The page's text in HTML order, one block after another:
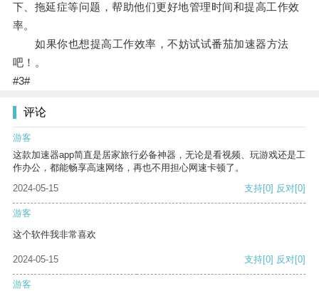
下、拖延症等问题，帮助他们更好地管理时间和提高工作效
率。
如果你也想提高工作效率，不妨试试番茄加速器方法
吧！。
#3#
评论
游客
这款加速器app简直是居家旅行必备神器，无论是看视频、玩游戏还是工
作办公，都能畅享高速网络，再也不用担心网速卡顿了。
2024-05-15
支持[0] 反对[0]
游客
这个软件我非常喜欢
2024-05-15 支持[0] 反对[0]
游客